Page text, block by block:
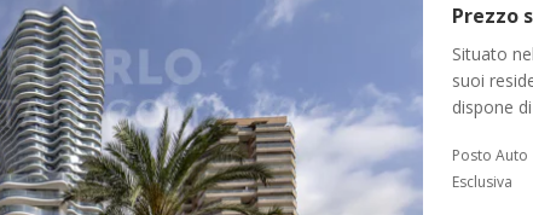
Prezzo
Situato
suoi
dispone
da...
Posto Auto
Esclusiva